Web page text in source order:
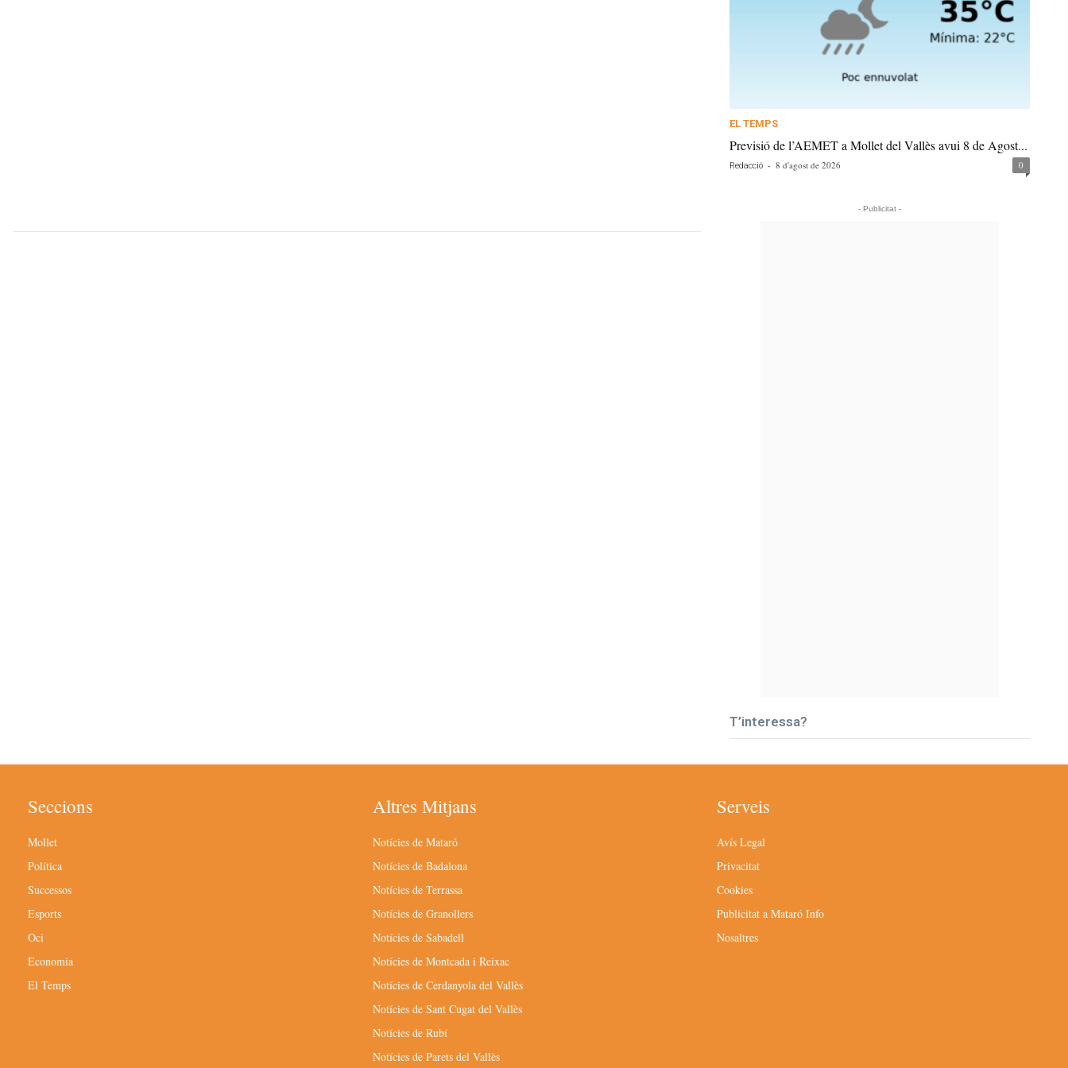
EL TEMPS
Previsió de l’AEMET a Mollet del Vallès avui 8 de Agost...
Redacció - 8 d'agost de 2026 0
- Publicitat -
T’interessa?
Seccions
Mollet
Política
Successos
Esports
Oci
Economia
El Temps
Altres Mitjans
Notícies de Mataró
Notícies de Badalona
Notícies de Terrassa
Notícies de Granollers
Notícies de Sabadell
Notícies de Montcada i Reixac
Notícies de Cerdanyola del Vallès
Notícies de Sant Cugat del Vallès
Notícies de Rubí
Notícies de Parets del Vallès
Serveis
Avís Legal
Privacitat
Cookies
Publicitat a Mataró Info
Nosaltres